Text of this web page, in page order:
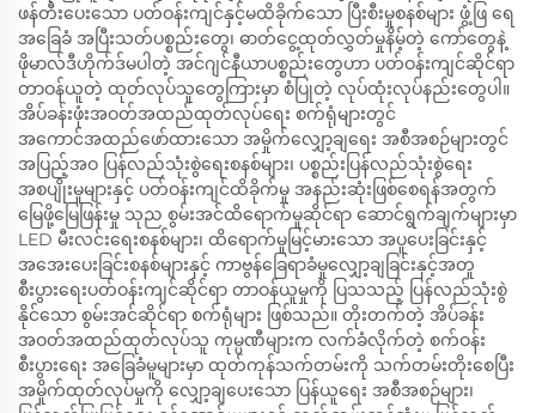
ဖန်တီးပေးသော ပတ်ဝန်းကျင်နှင့်မထိခိုက်သော ပြီးစီးမှုစနစ်များ ဖွံ့ဖြ ရေ
အခြေခံ အပြီးသတ်ပစ္စည်းတွေ၊ ဓာတ်ငွေ့ထုတ်လွှတ်မှုနိမ့်တဲ့ ကော်တွေနဲ့
ဖိုမာလ်ဒီဟိုက်ဒ်မပါတဲ့ အင်ဂျင်နီယာပစ္စည်းတွေဟာ ပတ်ဝန်းကျင်ဆိုင်ရာ
တာဝန်ယူတဲ့ ထုတ်လုပ်သူတွေကြားမှာ စံပြုတဲ့ လုပ်ထုံးလုပ်နည်းတွေပါ။
အိပ်ခန်းဖုံးအဝတ်အထည်ထုတ်လုပ်ရေး စက်ရုံများတွင်
အကောင်အထည်ဖော်ထားသော အမှိုက်လျှော့ချရေး အစီအစဉ်များတွင်
အပြည့်အဝ ပြန်လည်သုံးစွဲရေးစနစ်များ၊ ပစ္စည်းပြန်လည်သုံးစွဲရေး
အစပျိုးမှုများနှင့် ပတ်ဝန်းကျင်ထိခိုက်မှု အနည်းဆုံးဖြစ်စေရန်အတွက်
မြေဖို့မြေဖြန်းမှု သုည စွမ်းအင်ထိရောက်မှုဆိုင်ရာ ဆောင်ရွက်ချက်များမှာ
LED မီးလင်းရေးစနစ်များ၊ ထိရောက်မှုမြင့်မားသော အပူပေးခြင်းနှင့်
အအေးပေးခြင်းစနစ်များနှင့် ကာဗွန်ခြေရာခံမှုလျှော့ချခြင်းနှင့်အတူ
စီးပွားရေးပတ်ဝန်းကျင်ဆိုင်ရာ တာဝန်ယူမှုကို ပြသသည့် ပြန်လည်သုံးစွဲ
နိုင်သော စွမ်းအင်ဆိုင်ရာ စက်ရုံများ ဖြစ်သည်။ တိုးတက်တဲ့ အိပ်ခန်း
အဝတ်အထည်ထုတ်လုပ်သူ ကုမ္ပဏီများက လက်ခံလိုက်တဲ့ စက်ဝန်း
စီးပွားရေး အခြေခံမူများမှာ ထုတ်ကုန်သက်တမ်းကို သက်တမ်းတိုးစေပြီး
အမှိုက်ထုတ်လုပ်မှုကို လျှော့ချပေးသော ပြန်ယူရေး အစီအစဉ်များ၊